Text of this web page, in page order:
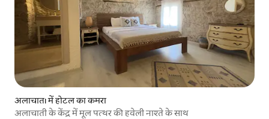
अलाचातı में होटल का कमरा
अलाचाती के केंद्र में मूल पत्थर की हवेली नाश्ते के साथ